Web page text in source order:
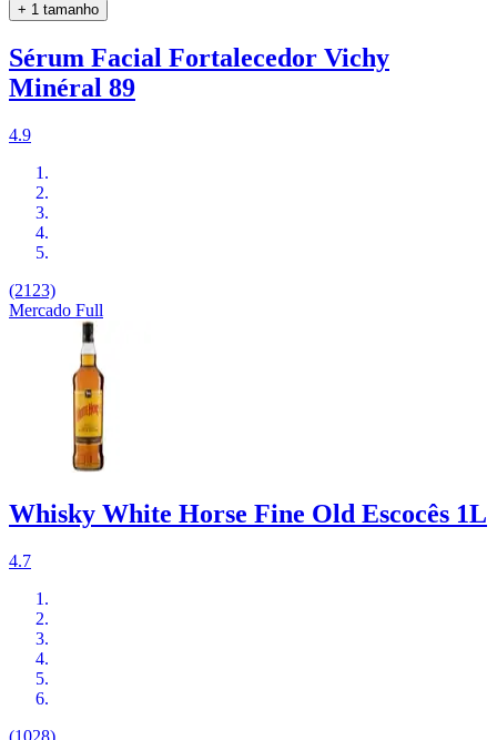
+ 1 tamanho
Sérum Facial Fortalecedor Vichy
Minéral 89
4.9
(2123)
Mercado Full
Whisky White Horse Fine Old Escocês 1L
4.7
(1028)